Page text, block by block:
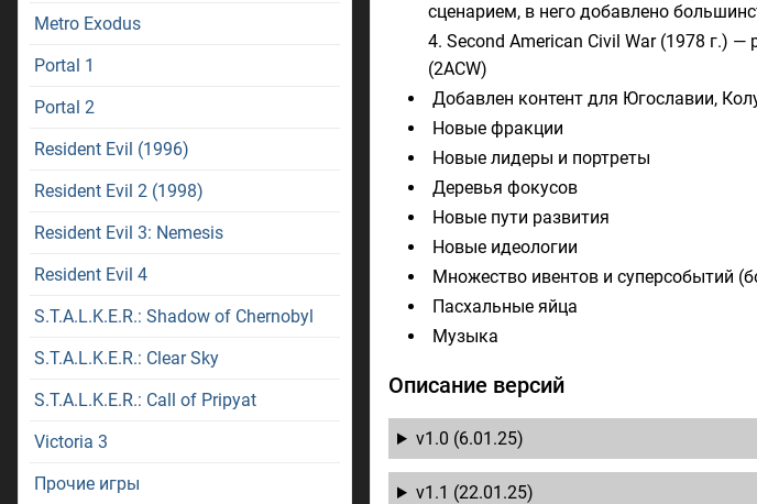
сценарием, в него добавлено
Second American Civil War (1978 г.) —
(2ACW)
Добавлен контент для Югославии,
Новые фракции
Новые лидеры и портреты
Деревья фокусов
Новые пути развития
Новые идеологии
Множество ивентов и суперсобытий
Пасхальные яйца
Музыка
Описание версий
v1.0 (6.01.25)
v1.1 (22.01.25)
Metro Exodus
Portal 1
Portal 2
Resident Evil (1996)
Resident Evil 2 (1998)
Resident Evil 3: Nemesis
Resident Evil 4
S.T.A.L.K.E.R.: Shadow of Chernobyl
S.T.A.L.K.E.R.: Clear Sky
S.T.A.L.K.E.R.: Call of Pripyat
Victoria 3
Прочие игры